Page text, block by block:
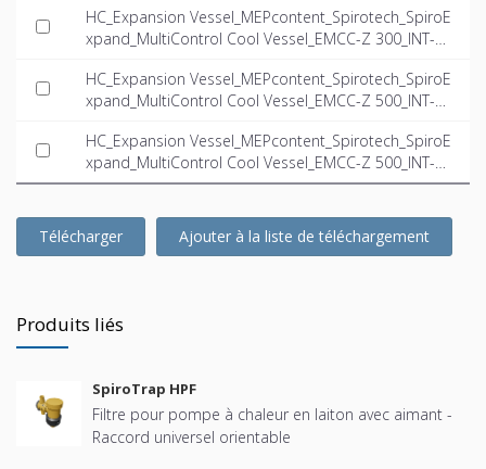
HC_Expansion Vessel_MEPcontent_Spirotech_SpiroE
xpand_MultiControl Cool Vessel_EMCC-Z 300_INT-E
HC_Expansion Vessel_MEPcontent_Spirotech_SpiroE
xpand_MultiControl Cool Vessel_EMCC-Z 500_INT-E
HC_Expansion Vessel_MEPcontent_Spirotech_SpiroE
xpand_MultiControl Cool Vessel_EMCC-Z 500_INT-E
N.ifc
Télécharger Ajouter à la liste de téléchargement
Produits liés
SpiroTrap HPF
Filtre pour pompe à chaleur en laiton avec aimant -
Raccord universel orientable